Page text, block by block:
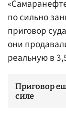
по сильно
приговор суда
они
реальную в
Приговор
силе